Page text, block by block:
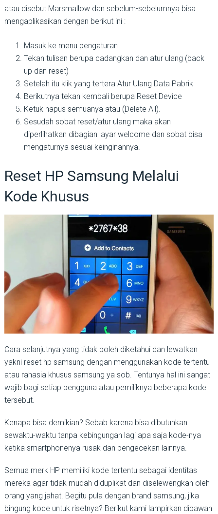
atau disebut Marsmallow dan sebelum-sebelumnya bisa
mengaplikasikan dengan berikut ini :
Masuk ke menu pengaturan
Tekan tulisan berupa cadangkan dan atur ulang (back
up dan reset)
Setelah itu klik yang tertera Atur Ulang Data Pabrik
Berikutnya tekan kembali berupa Reset Device
Ketuk hapus semuanya atau (Delete All).
Sesudah sobat reset/atur ulang maka akan
diperlihatkan dibagian layar welcome dan sobat bisa
mengaturnya sesuai keinginannya.
Reset HP Samsung Melalui
Kode Khusus
Cara selanjutnya yang tidak boleh diketahui dan lewatkan
yakni reset hp samsung dengan menggunakan kode tertentu
atau rahasia khusus samsung ya sob. Tentunya hal ini sangat
wajib bagi setiap pengguna atau pemiliknya beberapa kode
tersebut.
Kenapa bisa demikian? Sebab karena bisa dibutuhkan
sewaktu-waktu tanpa kebingungan lagi apa saja kode-nya
ketika smartphonenya rusak dan pengecekan lainnya.
Semua merk HP memiliki kode tertentu sebagai identitas
mereka agar tidak mudah diduplikat dan diselewengkan oleh
orang yang jahat. Begitu pula dengan brand samsung, jika
bingung kode untuk risetnya? Berikut kami lampirkan dibawah